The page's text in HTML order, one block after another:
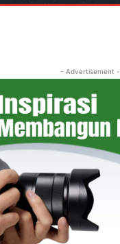
- Advertisement -